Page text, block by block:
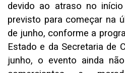
devido ao atraso no
previsto para começar na
de junho, conforme a
Estado e da Secretaria de
junho, o evento ainda